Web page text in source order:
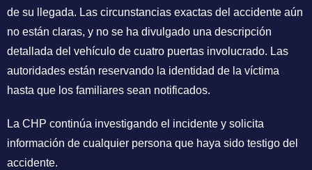
de su llegada. Las circunstancias exactas del accidente aún
no están claras, y no se ha divulgado una descripción
detallada del vehículo de cuatro puertas involucrado. Las
autoridades están reservando la identidad de la víctima
hasta que los familiares sean notificados.
La CHP continúa investigando el incidente y solicita
información de cualquier persona que haya sido testigo del
accidente.